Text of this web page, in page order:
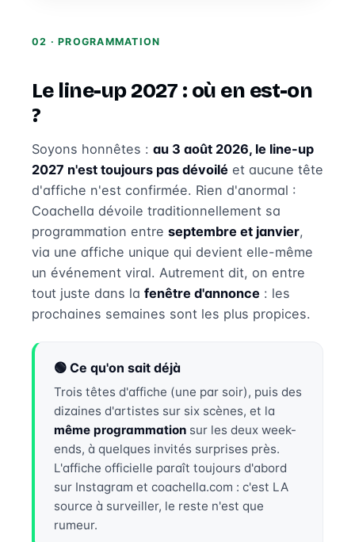
02 · PROGRAMMATION
Le line-up 2027 : où en est-on
?
Soyons honnêtes : au 3 août 2026, le line-up
2027 n'est toujours pas dévoilé et aucune tête
d'affiche n'est confirmée. Rien d'anormal :
Coachella dévoile traditionnellement sa
programmation entre septembre et janvier,
via une affiche unique qui devient elle-même
un événement viral. Autrement dit, on entre
tout juste dans la fenêtre d'annonce : les
prochaines semaines sont les plus propices.
🟢 Ce qu'on sait déjà
Trois têtes d'affiche (une par soir), puis des
dizaines d'artistes sur six scènes, et la
même programmation sur les deux week-
ends, à quelques invités surprises près.
L'affiche officielle paraît toujours d'abord
sur Instagram et coachella.com : c'est LA
source à surveiller, le reste n'est que
rumeur.